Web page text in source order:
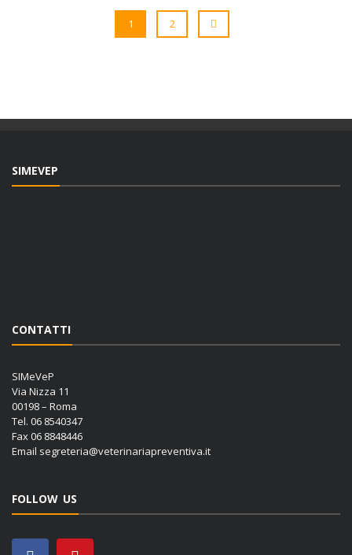
1 2
SIMEVEP
CONTATTI
SIMeVeP
Via Nizza 11
00198 – Roma
Tel. 06 8540347
Fax 06 8848446
Email segreteria@veterinariapreventiva.it
FOLLOW US